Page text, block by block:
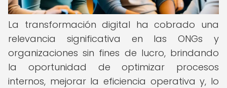
La transformación digital ha cobrado una
relevancia significativa en las ONGs y
organizaciones sin fines de lucro, brindando
la oportunidad de optimizar procesos
internos, mejorar la eficiencia operativa y, lo